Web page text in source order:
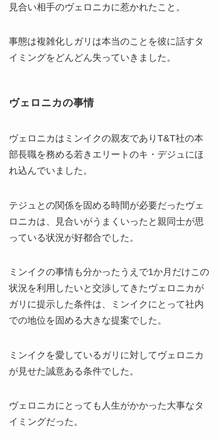
見合い相手のヴェロニカに惹かれたこと。
事態は複雑化しガリは本当のことを彼に話すタ
イミングをどんどん失っていきました。
ヴェロニカの事情
ヴェロニカはミンイクの親友でありT&T社の本
部長職を務める若きエリートのキ・デジュにほ
れ込んでいました。
テジュとの関係を固める時間が必要だったヴェ
ロニカは、見合いがうまくいったと親同士が思
っている状況が好都合でした。
ミンイクの事情も分かったうえで1か月だけこの
状況を利用したいと交渉してきたヴェロニカが
ガリに提示した条件は、ミンイクにとって社内
での地位を固める大きな提案でした。
ミンイクを愛しているガリに対してヴェロニカ
が見せた誠意ある条件でした。
ヴェロニカにとっても人生がかかった大事なタ
イミングだった。